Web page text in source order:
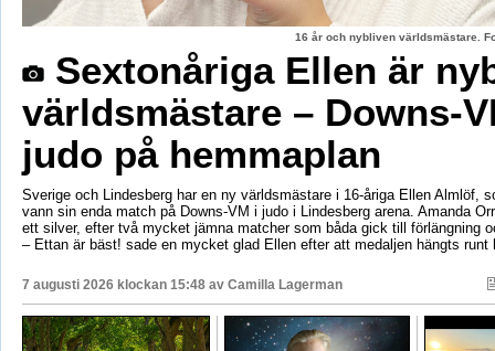
16 år och nybliven världsmästare.
Sextonåriga Ellen är
världsmästare – Downs-
judo på hemmaplan
Sverige och Lindesberg har en ny världsmästare i 16-åriga Ellen Almlöf,
vann sin enda match på Downs-VM i judo i Lindesberg arena. Amanda
ett silver, efter två mycket jämna matcher som båda gick till förlängning
– Ettan är bäst! sade en mycket glad Ellen efter att medaljen hängts runt
7 augusti 2026 klockan 15:48 av Camilla Lagerman